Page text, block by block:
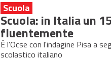
Scuola
Scuola: in Italia un
fluentemente
È l'Ocse con l'indagine Pisa a
scolastico italiano